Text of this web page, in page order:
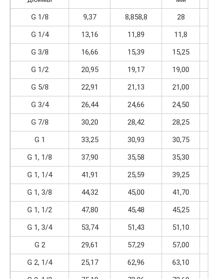
G 1/8 9,37 8,858,8 28
G 1/4
13,16 11,89 11,8
G 3/8
16,66 15,39 15,25
G 1/2
20,95 19,17 19,00
G 5/8
22,91 21,13 21,00
G 3/4
26,44 24,66 24,50
G 7/8
30,20 28,42 28,25
G 1
33,25 30,93 30,75
G 1, 1/8
37,90 35,58 35,30
G 1, 1/4
41,91 25,59 39,25
G 1, 3/8
44,32 45,00 41,70
G 1, 1/2
47,80 45,48 45,25
G 1, 3/4
53,74 51,43 51,10
G 2
29,61 57,29 57,00
G 2, 1/4
25,17 62,96 63,10